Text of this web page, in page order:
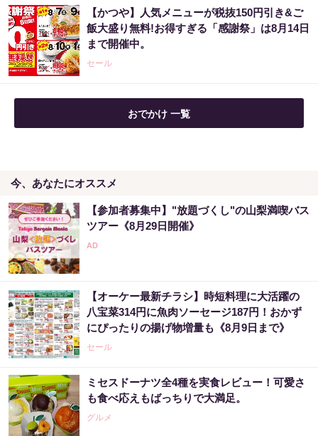
あなたの金運、今が変わる時かもしれません
PR（合同会社デジタルファーム ）
【かつや】人気メニューが税抜150円引き&ご
飯大盛り無料!お得すぎる「感謝祭」は8月14日
まで開催中。
セール
おでかけ 一覧
今、あなたにオススメ
【参加者募集中】"放題づくし"の山梨満喫バス
ツアー《8月29日開催》
【オーケー最新チラシ】時短料理に大活躍の
八宝菜314円に魚肉ソーセージ187円！おかず
にぴったりの揚げ物増量も《8月9日まで》
セール
ミセスドーナツ全4種を実食レビュー！可愛さ
も食べ応えもばっちりで大満足。
グルメ